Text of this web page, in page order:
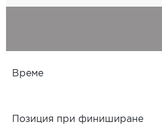
Време
Позиция при финиширане